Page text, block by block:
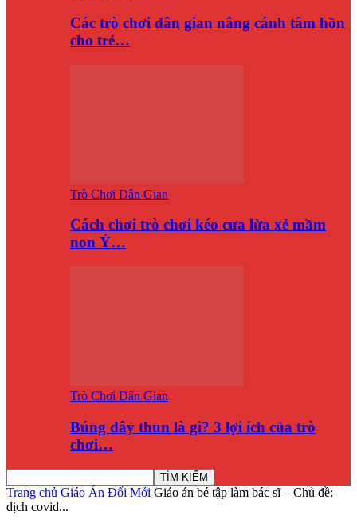
Các trò chơi dân gian nâng cánh tâm hồn
cho trẻ…
Trò Chơi Dân Gian
Cách chơi trò chơi kéo cưa lừa xẻ mầm
non Ý…
Trò Chơi Dân Gian
Búng dây thun là gì? 3 lợi ích của trò
chơi…
Trang chủ Giáo Án Đổi Mới Giáo án bé tập làm bác sĩ – Chủ đề:
dịch covid...